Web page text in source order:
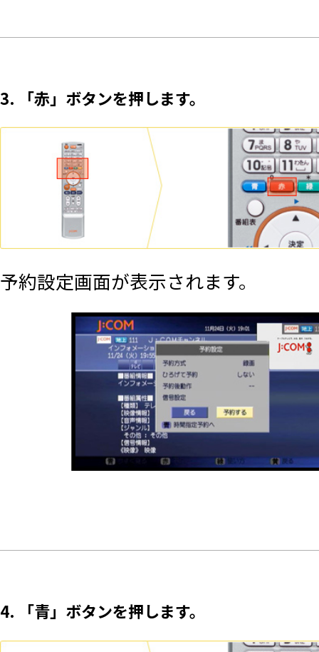
3. 「赤」ボタンを押します。
予約設定画面が表示されます。
4. 「青」ボタンを押します。